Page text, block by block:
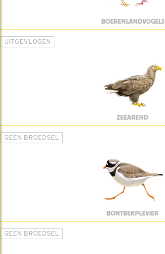
BOERENLANDVOGELS
UITGEVLOGEN
ZEEAREND
GEEN BROEDSEL
BONTBEKPLEVIER
GEEN BROEDSEL